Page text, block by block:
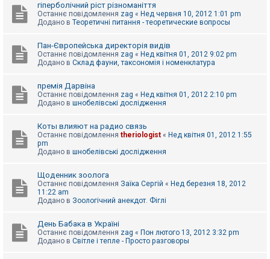
гіперболічний ріст різноманіття
Останнє повідомлення zag « Нед червня 10, 2012 1:01 pm
Додано в Теоретичні питання - теоретические вопросы
Пан-Європейська директорія видів
Останнє повідомлення zag « Нед квітня 01, 2012 9:02 pm
Додано в Склад фауни, таксономія і номенклатура
премія Дарвіна
Останнє повідомлення zag « Нед квітня 01, 2012 2:10 pm
Додано в шнобелівські дослідження
Коты влияют на радио связь
Останнє повідомлення theriologist « Нед квітня 01, 2012 1:55
pm
Додано в шнобелівські дослідження
Щоденник зоолога
Останнє повідомлення Заїка Сергій « Нед березня 18, 2012
11:22 am
Додано в Зоологічний анекдот. Фіглі
День Бабака в Україні
Останнє повідомлення zag « Пон лютого 13, 2012 3:32 pm
Додано в Світле і тепле - Просто разговоры